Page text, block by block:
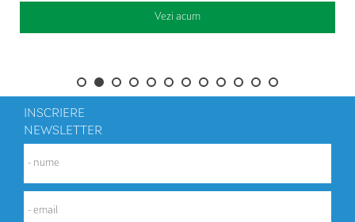
Vezi acum
INSCRIERE
NEWSLETTER